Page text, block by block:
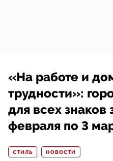
«На работе и
трудности»:
для всех знаков
февраля по 3
СТИЛЬ НОВОСТИ